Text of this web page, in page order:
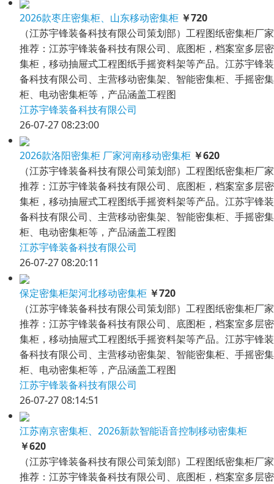
2026款枣庄密集柜、山东移动密集柜 ￥720
（江苏宇锋装备科技有限公司策划部）工程图纸密集柜厂家
推荐：江苏宇锋装备科技有限公司、底图柜，档案室多层密
集柜，移动抽屉式工程图纸手摇资料架等产品。江苏宇锋装
备科技有限公司、主营移动密集架、智能密集柜、手摇密集
柜、电动密集柜等，产品涵盖工程图
江苏宇锋装备科技有限公司
26-07-27 08:23:00
2026款洛阳密集柜 厂家河南移动密集柜 ￥620
（江苏宇锋装备科技有限公司策划部）工程图纸密集柜厂家
推荐：江苏宇锋装备科技有限公司、底图柜，档案室多层密
集柜，移动抽屉式工程图纸手摇资料架等产品。江苏宇锋装
备科技有限公司、主营移动密集架、智能密集柜、手摇密集
柜、电动密集柜等，产品涵盖工程图
江苏宇锋装备科技有限公司
26-07-27 08:20:11
保定密集柜架河北移动密集柜 ￥720
（江苏宇锋装备科技有限公司策划部）工程图纸密集柜厂家
推荐：江苏宇锋装备科技有限公司、底图柜，档案室多层密
集柜，移动抽屉式工程图纸手摇资料架等产品。江苏宇锋装
备科技有限公司、主营移动密集架、智能密集柜、手摇密集
柜、电动密集柜等，产品涵盖工程图
江苏宇锋装备科技有限公司
26-07-27 08:14:51
江苏南京密集柜、2026新款智能语音控制移动密集柜
￥620
（江苏宇锋装备科技有限公司策划部）工程图纸密集柜厂家
推荐：江苏宇锋装备科技有限公司、底图柜，档案室多层密